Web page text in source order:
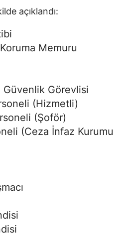
açıklandı:
Memuru
Görevlisi
(Hizmetli)
(Şoför)
(Ceza İnfaz Kurumu